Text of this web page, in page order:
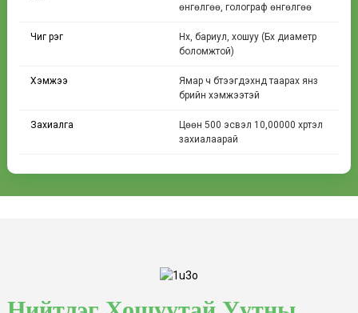
өнгөлгөө, голограф өнгөлгөө
Чиг үүрэг
Нүх, бариул, хошуу (Бүх диаметр
боломжтой)
Хэмжээ
Ямар ч бүтээгдэхүүнд таарах янз
бүрийн хэмжээтэй
Захиалга
Цөөн 500 эсвэл 10,00000 хүртэл
захиалаарай
зориулагдсан жижиг уут эсвэл зүсэгдсэн
уутанд хэрэглэдэг.